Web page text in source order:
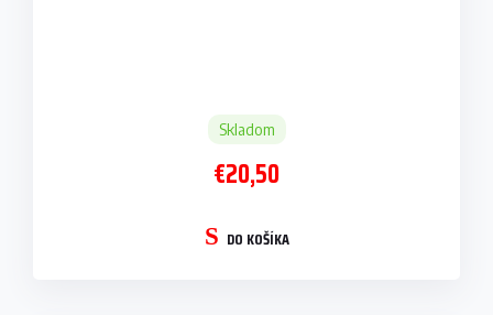
Skladom
€20,50
DO KOŠÍKA